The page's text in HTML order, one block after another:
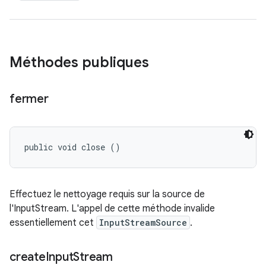
Méthodes publiques
fermer
public void close ()
Effectuez le nettoyage requis sur la source de
l'InputStream. L'appel de cette méthode invalide
essentiellement cet InputStreamSource .
createInputStream